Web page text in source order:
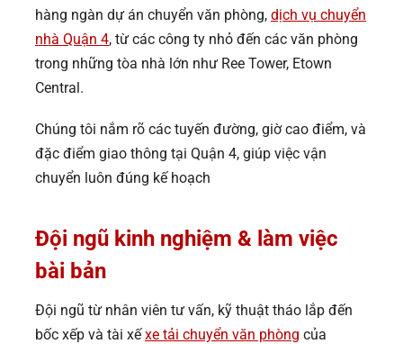
hàng ngàn dự án chuyển văn phòng, dịch vụ chuyển
nhà Quận 4, từ các công ty nhỏ đến các văn phòng
trong những tòa nhà lớn như Ree Tower, Etown
Central.
Chúng tôi nắm rõ các tuyến đường, giờ cao điểm, và
đặc điểm giao thông tại Quận 4, giúp việc vận
chuyển luôn đúng kế hoạch
Đội ngũ kinh nghiệm & làm việc
bài bản
Đội ngũ từ nhân viên tư vấn, kỹ thuật tháo lắp đến
bốc xếp và tài xếxe tải chuyển văn phòng của